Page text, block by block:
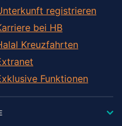
registrieren
bei HB
Kreuzfahrten
Funktionen